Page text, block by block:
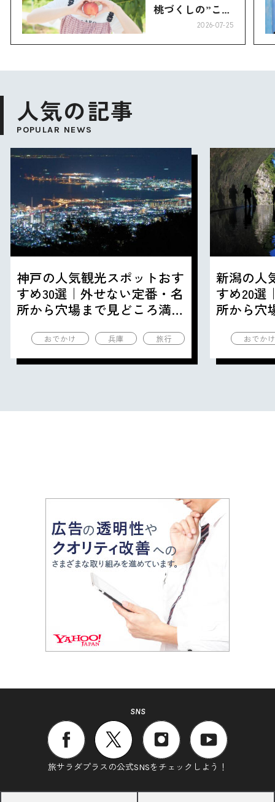
桃づくしの”こお
2026-07-25
人気の記事
POPULAR NEWS
神戸の人気観光スポットおす
すめ30選｜外せない定番・名
所から穴場まで見どころ満載
おでかけ 兵庫 旅行
新潟の人
すめ20選
所から穴
おでか
SNS
旅サラダプラスの公式SNSをチェックしよう！